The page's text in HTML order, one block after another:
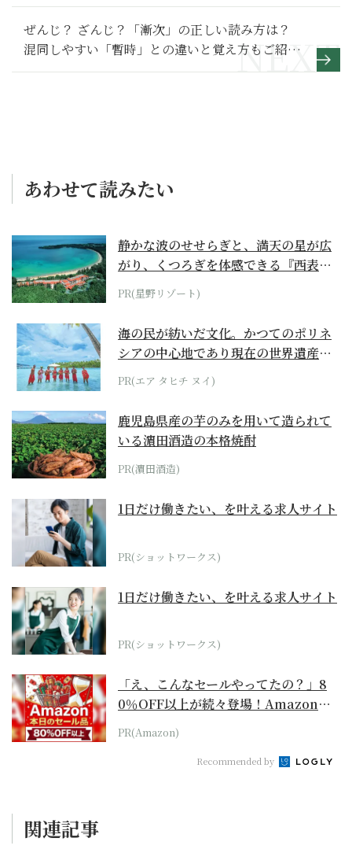
ぜんじ？ ざんじ？「漸次」の正しい読み方は？
混同しやすい「暫時」との違いと覚え方もご紹介
【脳トレ漢字4】
あわせて読みたい
静かな波のせせらぎと、満天の星が広
がり、くつろぎを体感できる『西表島
ホテル by...
PR(星野リゾート)
海の民が紡いだ文化。かつてのポリネ
シアの中心地であり現在の世界遺産か
らみえてくる...
PR(エア タヒチ ヌイ)
鹿児島県産の芋のみを用いて造られて
いる濵田酒造の本格焼酎
PR(濵田酒造)
1日だけ働きたい、を叶える求人サイト
PR(ショットワークス)
1日だけ働きたい、を叶える求人サイト
PR(ショットワークス)
「え、こんなセールやってたの？」8
0％OFF以上が続々登場！Amazonの
本気が...
PR(Amazon)
Recommended by
関連記事